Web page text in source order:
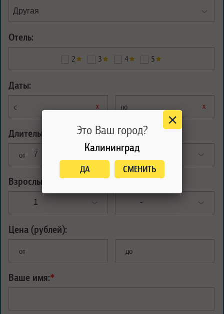
Отель:
2 3 4 5
Даты:
с х по х
Длительность тура (ночей):
от до
Взрослых: Детей:
Цена (рублей):
от до
Ваше имя:*
Это Ваш город?
Калининград
ДА СМЕНИТЬ